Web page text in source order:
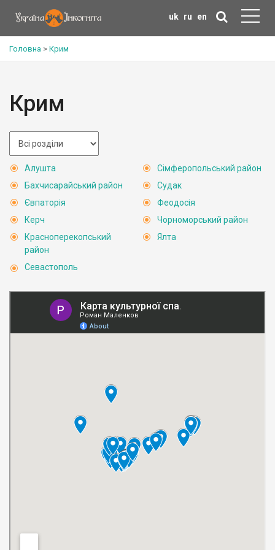
uk ru en
Головна > Крим
Крим
Алушта
Бахчисарайський район
Євпаторія
Керч
Красноперекопський
район
Севастополь
Сімферопольський район
Судак
Феодосія
Чорноморський район
Ялта